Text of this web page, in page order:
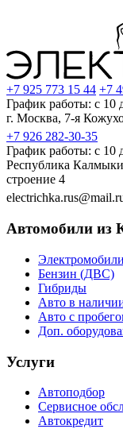
+7 925 773 15 44 +7
График работы: с 10
г. Москва, 7-я
+7 926 282-30-35
График работы: с 10
Республика
строение 4
Автомобили из
Электромобили
Бензин (ДВС)
Гибриды
Авто в
Авто с
Доп.
Услуги
Автоподбор
Сервисное
Автокредит